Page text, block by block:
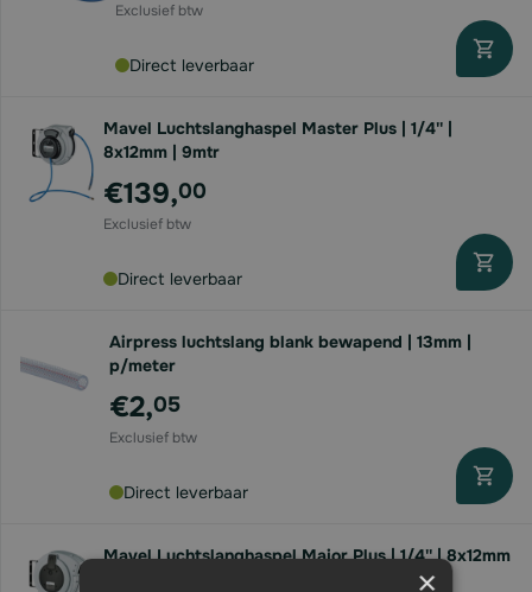
Direct leverbaar
Mavel Luchtslanghaspel Master Plus | 1/4'' |
8x12mm | 9mtr
€139,00
Direct leverbaar
Airpress luchtslang blank bewapend | 13mm |
p/meter
€2,05
Direct leverbaar
Mavel Luchtslanghaspel Major Plus | 1/4'' | 8x12mm
×